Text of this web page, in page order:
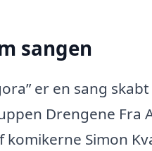
sangen
er en sang
Drengene Fra
komikerne Simon